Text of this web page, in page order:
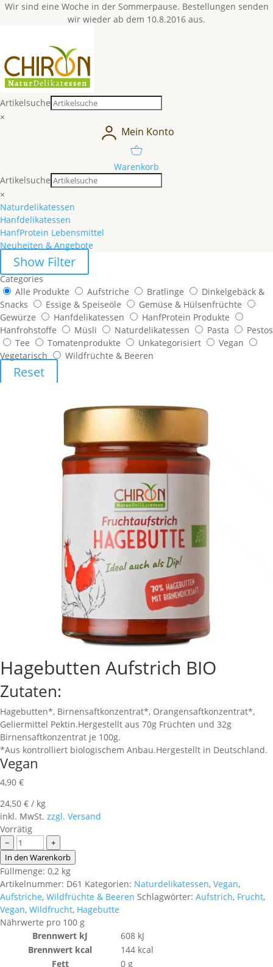
Wir sind eine Woche in der Sommerpause. Bestellungen senden
wir wieder ab dem 10.8.2016 aus.
Artikelsuche
×
Mein Konto
Warenkorb
Artikelsuche
×
Naturdelikatessen
Hanfdelikatessen
HanfProtein Lebensmittel
Neuheiten & Angebote
Show Filter
Categories
Alle Produkte
Aufstriche Bratlinge
Dinkelgebäck &
Snacks
Essige & Speiseöle
Gemüse & Hülsenfrüchte
Gewürze
Hanfdelikatessen
HanfProtein Produkte
Hanfrohstoffe
Müsli Naturdelikatessen Pasta
Pestos
Tee
Tomatenprodukte Unkategorisiert
Vegan
Vegetarisch
Wildfrüchte & Beeren
Reset
Hagebutten Aufstrich BIO
Zutaten:
Hagebutten*, Birnensaftkonzentrat*, Orangensaftkonzentrat*,
Geliermittel Pektin.Hergestellt aus 70g Früchten und 32g
Birnensaftkonzentrat je 100g.
*Aus kontrolliert biologischem Anbau.Hergestellt in Deutschland.
Vegan
4,90 €
24,50 € / kg
inkl. MwSt. zzgl. Versand
Vorrätig
Hagebutten
Aufstrich
BIO
Menge
−
+
In den Warenkorb
Füllmenge: 0,2 kg
Artikelnummer: D61 Kategorien: Naturdelikatessen, Vegan,
Aufstriche, Wildfrüchte & Beeren Schlagwörter: Aufstrich, Frucht,
Vegan, Wildfrucht, Hagebutte
Nährwerte pro 100 g
Brennwert kJ
608 kJ
Brennwert kcal
144 kcal
Fett
0 g